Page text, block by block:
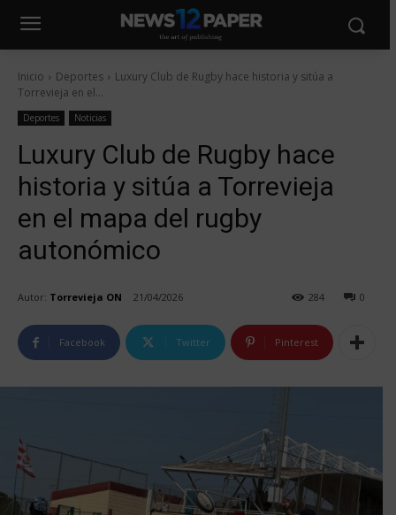
Inicio Deportes
Luxury Club de Rugby hace historia y sitúa a
Torrevieja en el...
Deportes Noticias
Luxury Club de Rugby hace
historia y sitúa a Torrevieja
en el mapa del rugby
autonómico
Autor: Torrevieja ON 21/04/2026 0
284
Facebook Twitter Pinterest